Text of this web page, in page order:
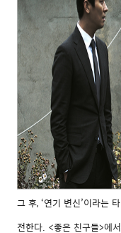
그 후, ‘연기 변신’이라는
전한다. <좋은 친구들>에